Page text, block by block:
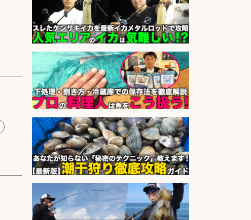
あり/兵庫県/姫路市
会社名 風蘭
sponsored by 求人ボックス
さらに求人情報を見る